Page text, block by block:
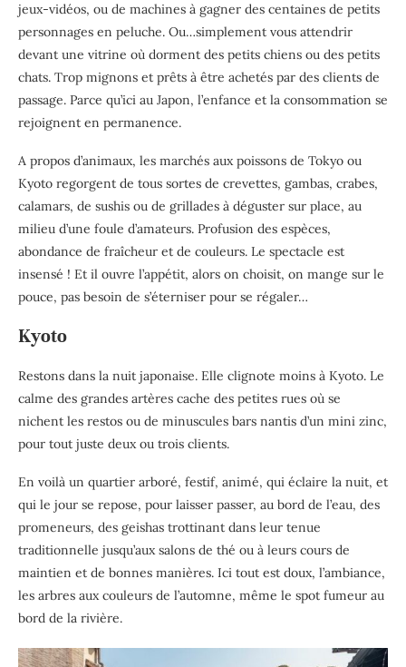
jeux-vidéos, ou de machines à gagner des centaines de petits
personnages en peluche. Ou…simplement vous attendrir
devant une vitrine où dorment des petits chiens ou des petits
chats. Trop mignons et prêts à être achetés par des clients de
passage. Parce qu’ici au Japon, l’enfance et la consommation se
rejoignent en permanence.
A propos d’animaux, les marchés aux poissons de Tokyo ou
Kyoto regorgent de tous sortes de crevettes, gambas, crabes,
calamars, de sushis ou de grillades à déguster sur place, au
milieu d’une foule d’amateurs. Profusion des espèces,
abondance de fraîcheur et de couleurs. Le spectacle est
insensé ! Et il ouvre l’appétit, alors on choisit, on mange sur le
pouce, pas besoin de s’éterniser pour se régaler…
Kyoto
Restons dans la nuit japonaise. Elle clignote moins à Kyoto. Le
calme des grandes artères cache des petites rues où se
nichent les restos ou de minuscules bars nantis d’un mini zinc,
pour tout juste deux ou trois clients.
En voilà un quartier arboré, festif, animé, qui éclaire la nuit, et
qui le jour se repose, pour laisser passer, au bord de l’eau, des
promeneurs, des geishas trottinant dans leur tenue
traditionnelle jusqu’aux salons de thé ou à leurs cours de
maintien et de bonnes manières. Ici tout est doux, l’ambiance,
les arbres aux couleurs de l’automne, même le spot fumeur au
bord de la rivière.